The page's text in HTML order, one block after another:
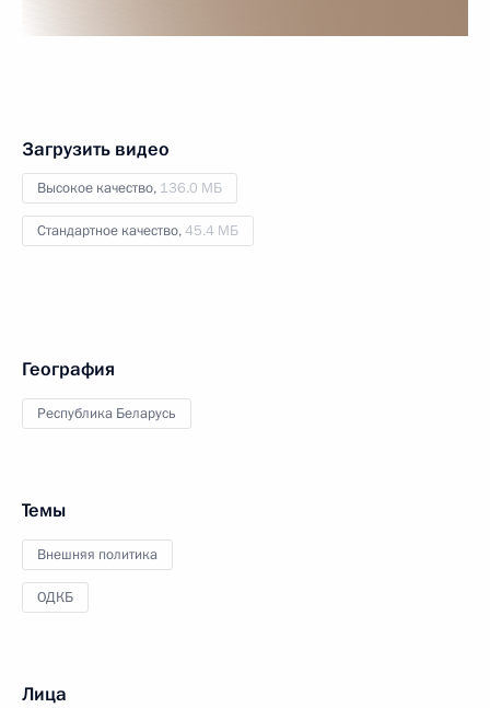
Загрузить видео
Высокое качество, 136.0 МБ
Стандартное качество,45.4 МБ
География
Республика Беларусь
Темы
Внешняя политика
ОДКБ
Лица